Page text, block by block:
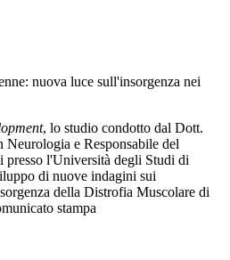
nuova luce sull'insorgenza nei
, lo studio condotto dal Dott.
e Responsabile del
l'Università degli Studi di
di nuove indagini sui
della Distrofia Muscolare di
stampa